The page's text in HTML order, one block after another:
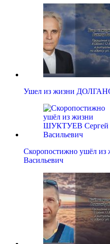
Ушел из жизни
Скоропостижно ушёл
Васильевич